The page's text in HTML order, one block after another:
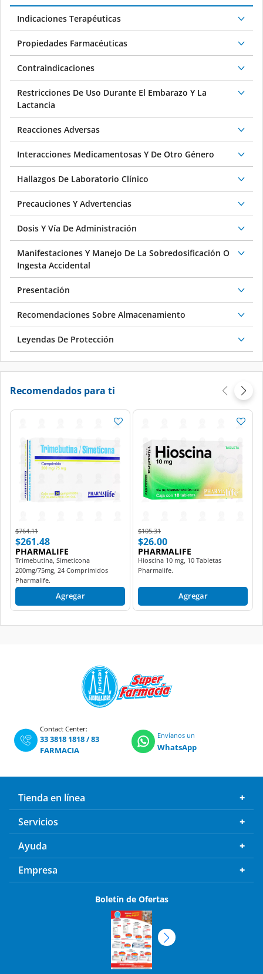
Indicaciones Terapéuticas
Propiedades Farmacéuticas
Contraindicaciones
Restricciones De Uso Durante El Embarazo Y La
Lactancia
Reacciones Adversas
Interacciones Medicamentosas Y De Otro Género
Hallazgos De Laboratorio Clínico
Precauciones Y Advertencias
Dosis Y Vía De Administración
Manifestaciones Y Manejo De La Sobredosificación O
Ingesta Accidental
Presentación
Recomendaciones Sobre Almacenamiento
Leyendas De Protección
Recomendados para ti
Price reduced from
$764.11to
$261.48
PHARMALIFE
Trimebutina, Simeticona
200mg/75mg, 24 Comprimidos
Pharmalife.
Agregar
Price reduced from
$105.31to
$26.00
PHARMALIFE
Hioscina 10 mg, 10 Tabletas
Pharmalife.
Agregar
Contact Center:
33 3818 1818/83
FARMACIA
Envíanos un
WhatsApp
Tienda en línea
Servicios
Ayuda
Empresa
Boletín de Ofertas